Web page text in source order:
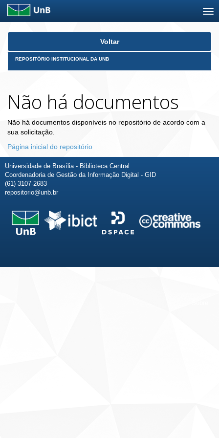
Skip
Voltar
REPOSITÓRIO INSTITUCIONAL DA UNB
Não há documentos
Não há documentos disponíveis no repositório de acordo com a
sua solicitação.
Página inicial do repositório
Universidade de Brasília - Biblioteca Central
Coordenadoria de Gestão da Informação Digital - GID
(61) 3107-2683
repositorio@unb.br